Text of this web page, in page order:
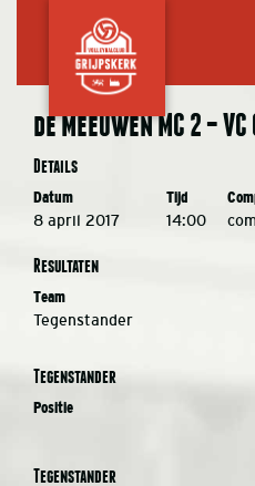
de Meeuwen MC 2 –
Details
Datum Tijd
8 april 2017 14:00
Resultaten
Team
Tegenstander
Tegenstander
Positie
Tegenstander